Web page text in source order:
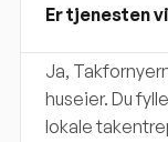
Er tjenesten
Ja,
huseier. Du
lokale